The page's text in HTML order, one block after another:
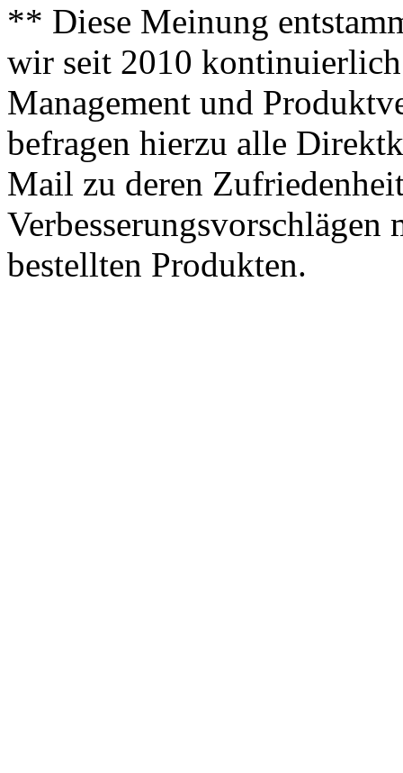
** Diese Meinung
wir seit 2010
Management und
befragen hierzu alle
Mail zu deren
bestellten Produkten.